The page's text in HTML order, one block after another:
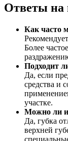
Ответы на
Как часто
Более
Подходит
Да, если
средства и
участке.
Можно ли
Да, губка
верхней